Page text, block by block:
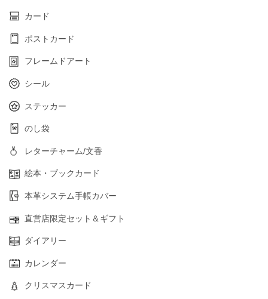
カード
ポストカード
フレームドアート
シール
ステッカー
のし袋
レターチャーム/文香
絵本・ブックカード
本革システム手帳カバー
直営店限定セット＆ギフト
ダイアリー
カレンダー
クリスマスカード